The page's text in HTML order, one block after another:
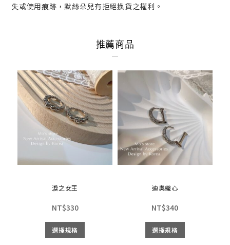
失或使用痕跡，默絲朵兒有拒絕換貨之權利。
推薦商品
淚之女王
NT$330
選擇規格
迪奧織心
NT$340
選擇規格